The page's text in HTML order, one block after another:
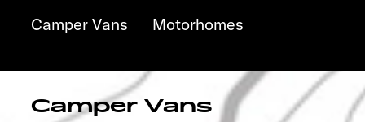
Découvrir
Camper Vans Motorhomes
Camper Vans